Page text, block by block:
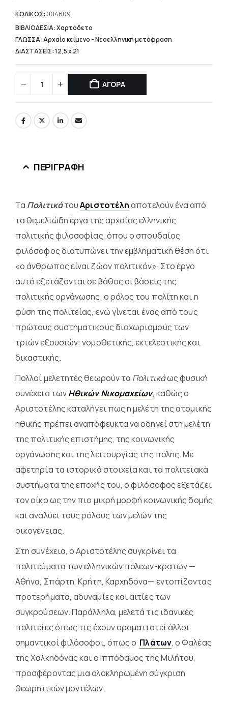
ΚΩΔΙΚΟΣ: 004609
ΒΙΒΛΙΟΔΕΣΙΑ: Χαρτόδετο
ΓΛΩΣΣΑ: Αρχαίο κείμενο - Νεοελληνική μετάφραση
ΔΙΑΣΤΑΣΕΙΣ: 12,5 x 21
ΑΓΟΡΑ
ΠΕΡΙΓΡΑΦΉ
Τα ΠολιτικάτουΑριστοτέληαποτελούν ένα από
τα θεμελιώδη έργα της αρχαίας ελληνικής
πολιτικής φιλοσοφίας, όπου ο σπουδαίος
φιλόσοφος διατυπώνει την εμβληματική θέση ότι
«ο άνθρωπος είναι ζώον πολιτικόν». Στο έργο
αυτό εξετάζονται σε βάθος οι βάσεις της
πολιτικής οργάνωσης, ο ρόλος του πολίτη και η
φύση της πολιτείας, ενώ γίνεται ένας από τους
πρώτους συστηματικούς διαχωρισμούς των
τριών εξουσιών: νομοθετικής, εκτελεστικής και
δικαστικής.
Πολλοί μελετητές θεωρούν τα Πολιτικάως φυσική
συνέχεια τωνΗθικών Νικομαχείων, καθώς ο
Αριστοτέλης καταλήγει πως η μελέτη της ατομικής
ηθικής πρέπει αναπόφευκτα να οδηγεί στη μελέτη
της πολιτικής επιστήμης, της κοινωνικής
οργάνωσης και της λειτουργίας της πόλης. Με
αφετηρία τα ιστορικά στοιχεία και τα πολιτειακά
συστήματα της εποχής του, ο φιλόσοφος εξετάζει
τον οίκο ως την πιο μικρή μορφή κοινωνικής δομής
και αναλύει τους ρόλους των μελών της
οικογένειας.
Στη συνέχεια, ο Αριστοτέλης συγκρίνει τα
πολιτεύματα των ελληνικών πόλεων-κρατών —
Αθήνα, Σπάρτη, Κρήτη, Καρχηδόνα— εντοπίζοντας
προτερήματα, αδυναμίες και αιτίες των
συγκρούσεων. Παράλληλα, μελετά τις ιδανικές
πολιτείες όπως τις έχουν οραματιστεί άλλοι
σημαντικοί φιλόσοφοι, όπως ο Πλάτων, οΦαλέας
της Χαλκηδόναςκαι οΙππόδαμος της Μιλήτου,
προσφέροντας μια ολοκληρωμένη σύγκριση
θεωρητικών μοντέλων.